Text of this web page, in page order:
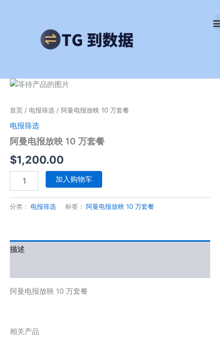
首页 / 电报筛选 / 阿曼电报放映 10 万套餐
电报筛选
阿曼电报放映 10 万套餐
$1,200.00
阿
报
放
映
10
套
餐
量
加入购物车
分类： 电报筛选 标签： 阿曼电报放映 10 万套餐
描述
阿曼电报放映 10 万套餐
相关产品